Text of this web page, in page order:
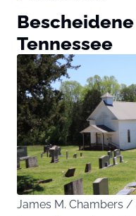
Tennessee
James M. Chambers